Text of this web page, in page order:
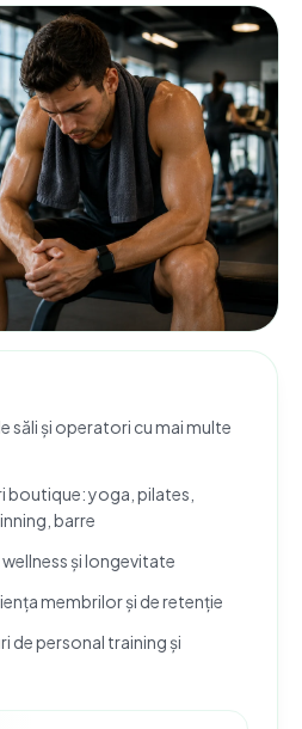
săli și operatori cu mai multe
yoga, pilates,
barre
și longevitate
membrilor și de retenție
de personal training și